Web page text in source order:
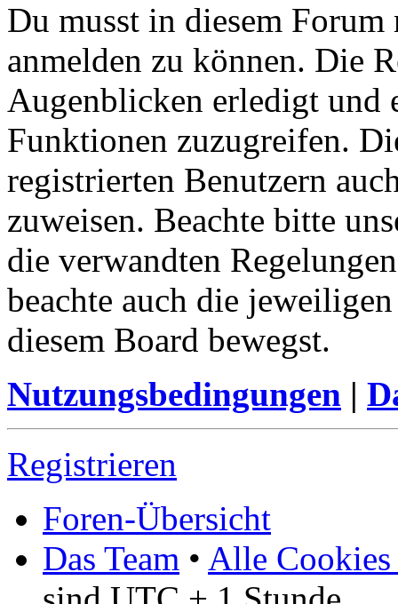
Du musst in diesem
anmelden zu können. Die
Augenblicken erledigt und
Funktionen zuzugreifen.
registrierten Benutzern
zuweisen. Beachte bitte
die verwandten
beachte auch die
diesem Board bewegst.
Nutzungsbedingungen |
Registrieren
Foren-Übersicht
Das Team • Alle Cookies